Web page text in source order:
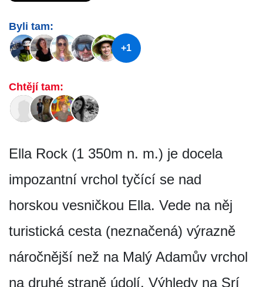
Byli tam:
+1
Chtějí tam:
Ella Rock (1 350m n. m.) je docela
impozantní vrchol tyčící se nad
horskou vesničkou Ella. Vede na něj
turistická cesta (neznačená) výrazně
náročnější než na Malý Adamův vrchol
na druhé straně údolí. Výhledy na Srí